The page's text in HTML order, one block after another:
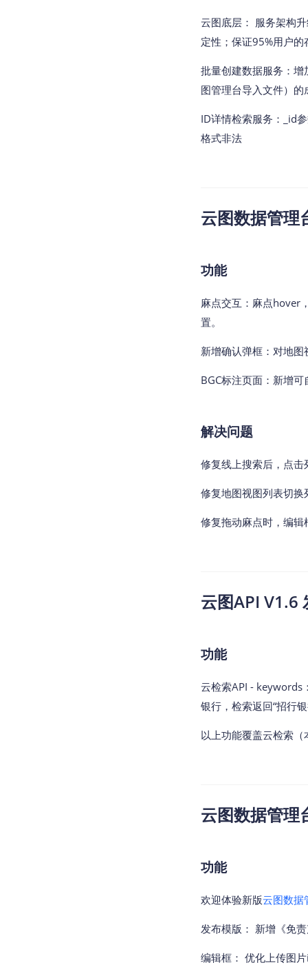
云图底层： 服务架构
定性；保证95%用户
批量创建数据服务：
图管理台导入文件）
ID详情检索服务：_id
格式非法
云图数据管
功能
麻点交互：麻点hover
置。
新增确认弹框：对地
BGC标注页面：新增
解决问题
修复线上搜索后，点
修复地图视图列表切
修复拖动麻点时，编
云图API V1.6
功能
云检索API - keywords
银行，检索返回“招行
以上功能覆盖云检索
云图数据管
功能
欢迎体验新版云图数据
发布模版： 新增《免
编辑框： 优化上传图